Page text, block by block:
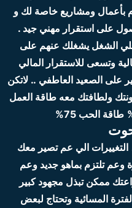
بأعمال ومشاريع خاصة لك و
على استقرار مهني جيد .
الشغل يشغلك عنهم على
وتسعى للاستقرار المالي
على الصعيد العاطفي .. لاتكن
ولطافتك معهطاقة العمل
طاقة الحب 75%
التغييرات الي عم تصير معك
وعم تلتزم بماهو جديد وعم
ممكن تبذل مجهود كبير
المسائية وتحتاج لبعض